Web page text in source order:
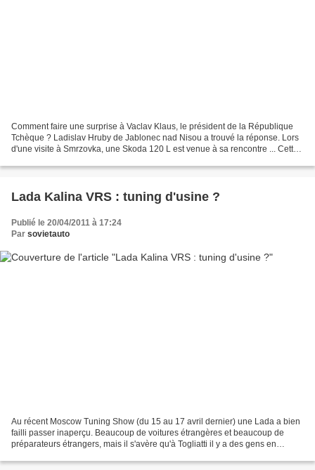
Comment faire une surprise à Vaclav Klaus, le président de la République
Tchèque ? Ladislav Hruby de Jablonec nad Nisou a trouvé la réponse. Lors
d'une visite à Smrzovka, une Skoda 120 L est venue à sa rencontre ... Cette
Lada Kalina VRS : tuning d'usine ?
Publié le 20/04/2011 à 17:24
Par sovietauto
Au récent Moscow Tuning Show (du 15 au 17 avril dernier) une Lada a bien
failli passer inaperçu. Beaucoup de voitures étrangères et beaucoup de
préparateurs étrangers, mais il s'avère qu'à Togliatti il y a des gens en